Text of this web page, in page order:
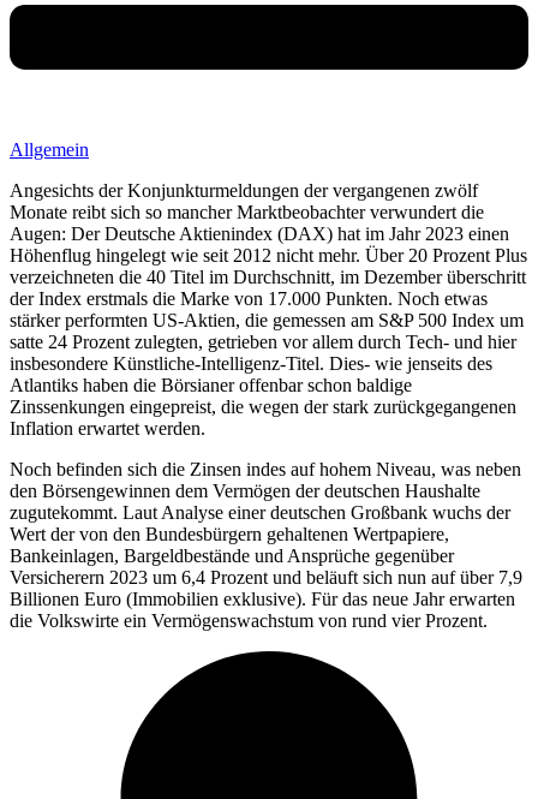
Allgemein
Angesichts der Konjunkturmeldungen der vergangenen zwölf
Monate reibt sich so mancher Marktbeobachter verwundert die
Augen: Der Deutsche Aktienindex (DAX) hat im Jahr 2023 einen
Höhenflug hingelegt wie seit 2012 nicht mehr. Über 20 Prozent Plus
verzeichneten die 40 Titel im Durchschnitt, im Dezember überschritt
der Index erstmals die Marke von 17.000 Punkten. Noch etwas
stärker performten US-Aktien, die gemessen am S&P 500 Index um
satte 24 Prozent zulegten, getrieben vor allem durch Tech- und hier
insbesondere Künstliche-Intelligenz-Titel. Dies- wie jenseits des
Atlantiks haben die Börsianer offenbar schon baldige
Zinssenkungen eingepreist, die wegen der stark zurückgegangenen
Inflation erwartet werden.
Noch befinden sich die Zinsen indes auf hohem Niveau, was neben
den Börsengewinnen dem Vermögen der deutschen Haushalte
zugutekommt. Laut Analyse einer deutschen Großbank wuchs der
Wert der von den Bundesbürgern gehaltenen Wertpapiere,
Bankeinlagen, Bargeldbestände und Ansprüche gegenüber
Versicherern 2023 um 6,4 Prozent und beläuft sich nun auf über 7,9
Billionen Euro (Immobilien exklusive). Für das neue Jahr erwarten
die Volkswirte ein Vermögenswachstum von rund vier Prozent.